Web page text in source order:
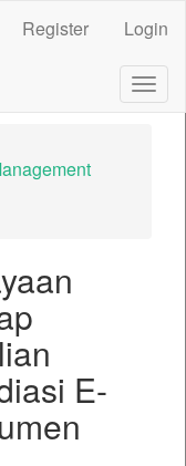
Register Login
E-